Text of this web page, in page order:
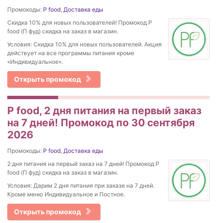
Промокоды: P food, Доставка еды
Скидка 10% для новых пользователей! Промокод P
food (П фуд) скидка на заказ в магазин.
Условия: Скидка 10% для новых пользователей. Акция
действует на все программы питания кроме
«Индивидуальное».
Открыть промокод
P food, 2 дня питания на первый заказ
на 7 дней! Промокод по 30 сентября
2026
Промокоды: P food, Доставка еды
2 дня питания на первый заказ на 7 дней! Промокод P
food (П фуд) скидка на заказ в магазин.
Условия: Дарим 2 дня питания при заказе на 7 дней.
Кроме меню Индивидуальное и Постное.
Открыть промокод